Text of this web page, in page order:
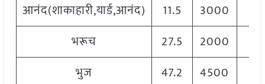
आनंद(शाकाहारी,यार्ड,आनंद) 11.5 3000
भरूच
27.5 2000
भुज
47.2 4500